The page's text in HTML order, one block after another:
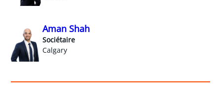
Aman Shah
Sociétaire
Calgary